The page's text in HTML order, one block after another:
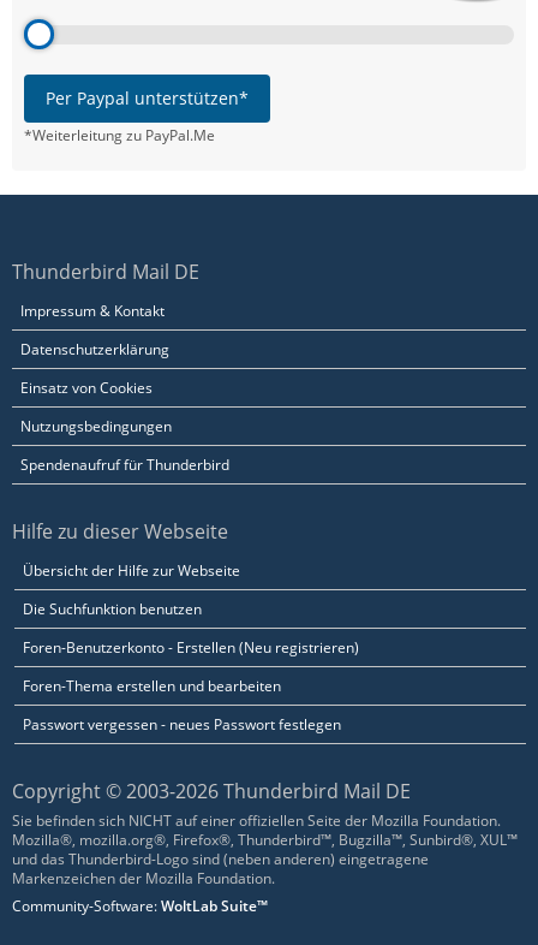
Per Paypal unterstützen*
*Weiterleitung zu PayPal.Me
Thunderbird Mail DE
Impressum & Kontakt
Datenschutzerklärung
Einsatz von Cookies
Nutzungsbedingungen
Spendenaufruf für Thunderbird
Hilfe zu dieser Webseite
Übersicht der Hilfe zur Webseite
Die Suchfunktion benutzen
Foren-Benutzerkonto - Erstellen (Neu registrieren)
Foren-Thema erstellen und bearbeiten
Passwort vergessen - neues Passwort festlegen
Copyright © 2003-2026 Thunderbird Mail DE
Sie befinden sich NICHT auf einer offiziellen Seite der Mozilla Foundation.
Mozilla®, mozilla.org®, Firefox®, Thunderbird™, Bugzilla™, Sunbird®, XUL™
und das Thunderbird-Logo sind (neben anderen) eingetragene
Markenzeichen der Mozilla Foundation.
Community-Software:WoltLab Suite™